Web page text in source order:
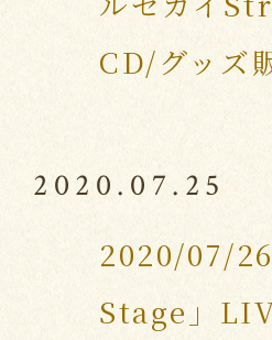
CD/グッズ
2020.07.25
2020/07/
Stage」